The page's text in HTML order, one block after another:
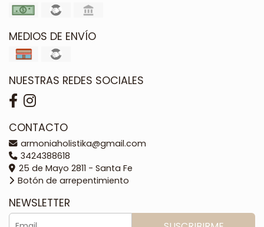
MEDIOS DE ENVÍO
NUESTRAS REDES SOCIALES
CONTACTO
armoniaholistika@gmail.com
3424388618
25 de Mayo 2811 - Santa Fe
Botón de arrepentimiento
NEWSLETTER